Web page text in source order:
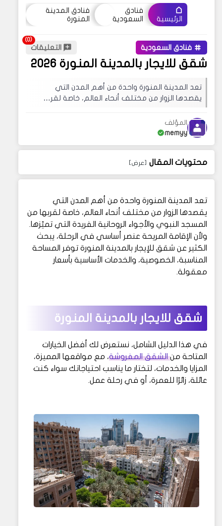
الرئيسية
فنادق
السعودية
فنادق المدينة
المنورة
فنادق السعودية التعليقات
شقق للايجار بالمدينة المنورة 2026
تعد المدينة المنورة واحدة من أهم المدن التي
يقصدها الزوار من مختلف أنحاء العالم، خاصة لقر…
المؤلف
memyy
محتويات المقال
تعد المدينة المنورة واحدة من أهم المدن التي
يقصدها الزوار من مختلف أنحاء العالم، خاصة لقربها من
المسجد النبوي والأجواء الروحانية الفريدة التي تميّزها.
ولأن الإقامة المريحة عنصر أساسي في الرحلة، يبحث
الكثير عن شقق للإيجار بالمدينة المنورة توفر المساحة
المناسبة، الخصوصية، والخدمات الأساسية بأسعار
معقولة.
شقق للايجار بالمدينة المنورة
في هذا الدليل الشامل، نستعرض لك أفضل الخيارات
المتاحة منالشقق المفروشة، مع مواقعها المميزة،
المزايا والخدمات، لتختار ما يناسب احتياجاتك سواء كنت
عائلة، زائرًا للعمرة، أو في رحلة عمل.